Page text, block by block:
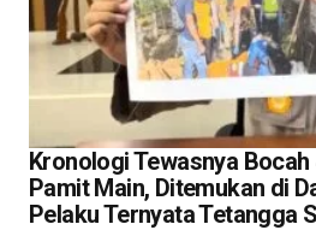
Kronologi Tewasnya Bocah
Pamit Main, Ditemukan di
Pelaku Ternyata Tetangga